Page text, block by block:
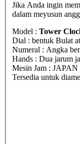
Jika Anda ingin
dalam meyusun
Model : Tower
Dial : bentuk Bulat
Numeral : Angka
Hands : Dua jarum
Mesin Jam :
Tersedia untuk